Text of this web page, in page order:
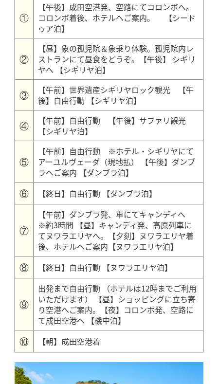
①
【午後】成田空港発、空路にてコロンボへ。
コロンボ着後、ホテルへご案内。 【シード
ゥア泊】
②
【昼】象の孤児院＆象乗り体験。孤児院内レ
ストランにて昼食をどうぞ。【午後】 シギリ
ヤへ 【シギリヤ泊】
③
【午前】世界遺産シギリヤロック観光 【午
後】自由行動 【シギリヤ泊】
④
【午前】自由行動 【午後】サファリ観光
【シギリヤ泊】
⑤
【午前】自由行動 ※ホテル・シギリヤにて
アーユルヴェーダ（現地払） 【午後】ダンブ
ラへご案内 【ダンブラ泊】
⑥ 【終日】自由行動 【ダンブラ泊】
⑦
【午前】ダンブラ発、車にてキャンディへ
※約3時間 【昼】キャンディ発、高原列車に
てヌワラエリヤへ。【夕刻】ヌワラエリヤ着
後、ホテルへご案内【ヌワラエリヤ泊】
⑧ 【終日】自由行動 【ヌワラエリヤ泊】
⑨
出発まで自由行動 （ホテルは12時までご利用
いただけます） 【昼】ショッピングに立ち寄
り空港へご案内。【夜】コロンボ発、空路に
て成田空港へ 【機中泊】
⑩ 【朝】成田空港着